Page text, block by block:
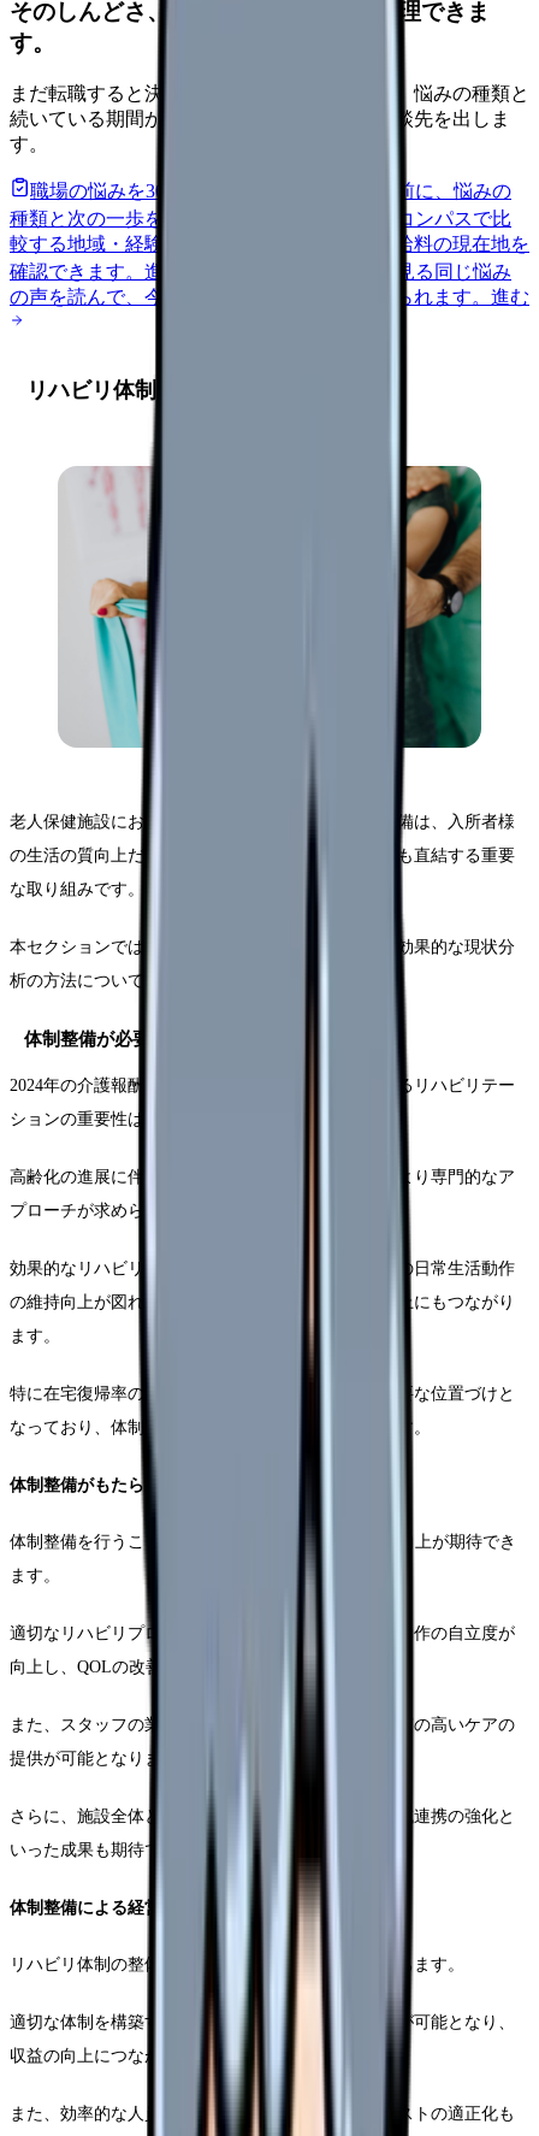
そのしんどさ、転職すべきサインか整理できま
す。
まだ転職すると決めていなくても大丈夫です。悩みの種類と
続いている期間から、次に見るべき記事と相談先を出しま
す。
職場の悩みを30秒で診断
辞めるべきか迷う前に、悩みの
種類と次の一歩を整理します。
給料コンパスで比
較する地域・経験年数・施設形態から、今の給料の現在地を
確認できます。 進む 匿名掲示板で本音を見る 同じ悩み
の声を読んで、今の職場だけの問題か確かめられます。 進む
リハビリ体制整備の重要性と現状分析
老人保健施設におけるリハビリテーション体制の整備は、入所者様
の生活の質向上だけでなく、施設全体の機能強化にも直結する重要
な取り組みです。
本セクションでは、リハビリ体制整備の必要性と、効果的な現状分
析の方法について詳しく解説していきます。
体制整備が必要な理由
2024年の介護報酬改定を受け、老人保健施設におけるリハビリテー
ションの重要性は一層高まっています。
高齢化の進展に伴い、入所者様の状態は多様化し、より専門的なア
プローチが求められる状況となっています。
効果的なリハビリ体制を整備することで、入所者様の日常生活動作
の維持向上が図れるだけでなく、施設全体の質的向上にもつながり
ます。
特に在宅復帰率の向上は、施設の評価指標として重要な位置づけと
なっており、体制整備による成果が期待されています。
体制整備がもたらす具体的な効果
体制整備を行うことで、まず入所者様のADLの維持向上が期待でき
ます。
適切なリハビリプログラムの提供により、日常生活動作の自立度が
向上し、QOLの改善につながります。
また、スタッフの業務効率も大きく改善され、より質の高いケアの
提供が可能となります。
さらに、施設全体としては在宅復帰率の向上や、地域連携の強化と
いった成果も期待できます。
体制整備による経営面での利点
リハビリ体制の整備は、経営面でも重要な意味を持ちます。
適切な体制を構築することで、介護報酬の加算取得が可能となり、
収益の向上につながります。
また、効率的な人員配置や業務改善により、運営コストの適正化も